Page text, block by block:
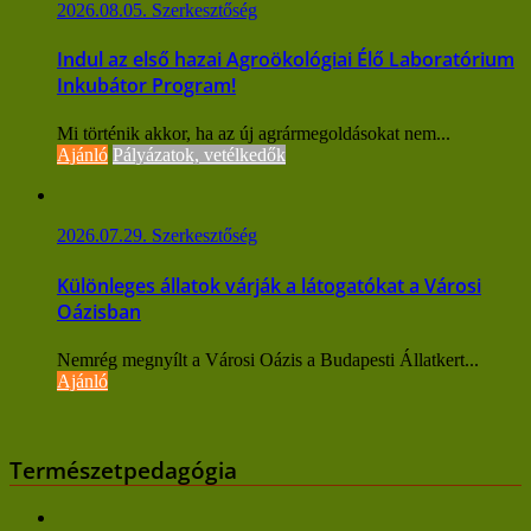
2026.08.05. Szerkesztőség
Indul az első hazai Agroökológiai Élő Laboratórium
Inkubátor Program!
Mi történik akkor, ha az új agrármegoldásokat nem...
Ajánló Pályázatok, vetélkedők
2026.07.29. Szerkesztőség
Különleges állatok várják a látogatókat a Városi
Oázisban
Nemrég megnyílt a Városi Oázis a Budapesti Állatkert...
Ajánló
Természetpedagógia